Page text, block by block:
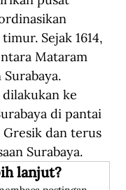
Sejak 1614,
Mataram
ke
di pantai
Gresik dan terus
Surabaya.
lanjut?